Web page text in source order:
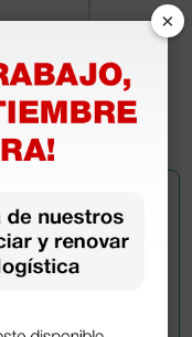
1 ud.
×